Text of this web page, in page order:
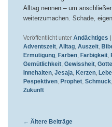
Alltag nennen – um
weiterzumachen. Schade,
Veröffentlicht unter Andächtiges
Adventszeit, Alltag, Auszeit,
Ermutigung, Farben, Farbigkeit,
Gemütlichkeit, Gewissheit,
Innehalten, Jesaja, Kerzen,
Pespektiven, Prophet, Schmuck,
Zukunft
Beitragsnavigation
← Ältere Beiträge